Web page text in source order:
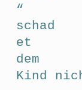
“
schad
et
dem
Kind